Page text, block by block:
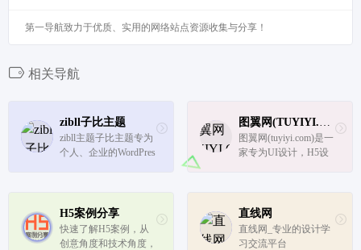
第一导航致力于优质、实用的网络站点资源收集与分享！
相关导航
zibll子比主题
zibll主题子比主题专为
个人、企业的WordPres
商城功能以及易用的模
块化配置，成为更加适
合中文wordpress商城
图翼网(tuyiyi.com)是一
家专为UI设计，H5设
计交流，UI设计教程，
UI设计规范，H5设计
交流，HTML5设计教
H5案例分享
快速了解H5案例，从
创意角度和技术角度，
直线网
直线网_专业的设计学
习交流平台